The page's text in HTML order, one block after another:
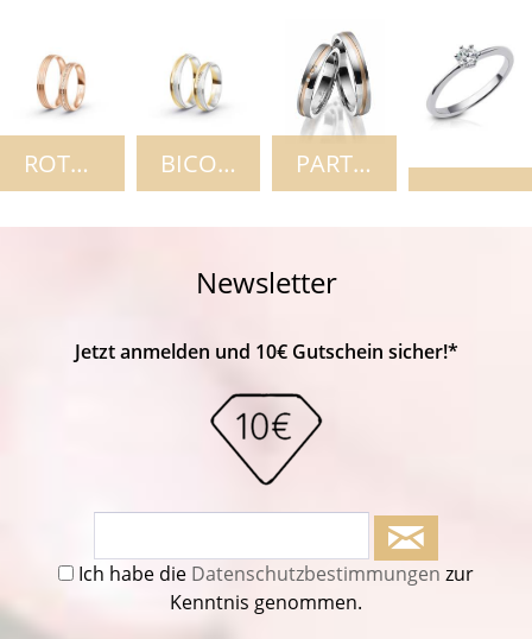
ROTGOLD BICOLOR PARTNERRINGE
Newsletter
Jetzt anmelden und 10€ Gutschein sicher!*
Ich habe die Datenschutzbestimmungen zur
Kenntnis genommen.